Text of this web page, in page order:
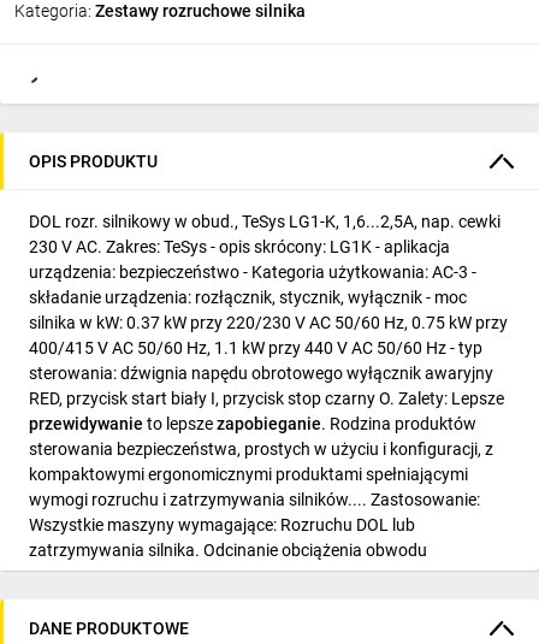
Kategoria: Zestawy rozruchowe silnika
OPIS PRODUKTU
DOL rozr. silnikowy w obud., TeSys LG1-K, 1,6...2,5A, nap. cewki
230 V AC. Zakres: TeSys - opis skrócony: LG1K - aplikacja
urządzenia: bezpieczeństwo - Kategoria użytkowania: AC-3 -
składanie urządzenia: rozłącznik, stycznik, wyłącznik - moc
silnika w kW: 0.37 kW przy 220/230 V AC 50/60 Hz, 0.75 kW przy
400/415 V AC 50/60 Hz, 1.1 kW przy 440 V AC 50/60 Hz - typ
sterowania: dźwignia napędu obrotowego wyłącznik awaryjny
RED, przycisk start biały I, przycisk stop czarny O. Zalety: Lepsze
przewidywanie to lepszezapobieganie. Rodzina produktów
sterowania bezpieczeństwa, prostych w użyciu i konfiguracji, z
kompaktowymi ergonomicznymi produktami spełniającymi
wymogi rozruchu i zatrzymywania silników.... Zastosowanie:
Wszystkie maszyny wymagające: Rozruchu DOL lub
zatrzymywania silnika. Odcinanie obciążenia obwodu
sterowania maszyną..
DANE PRODUKTOWE